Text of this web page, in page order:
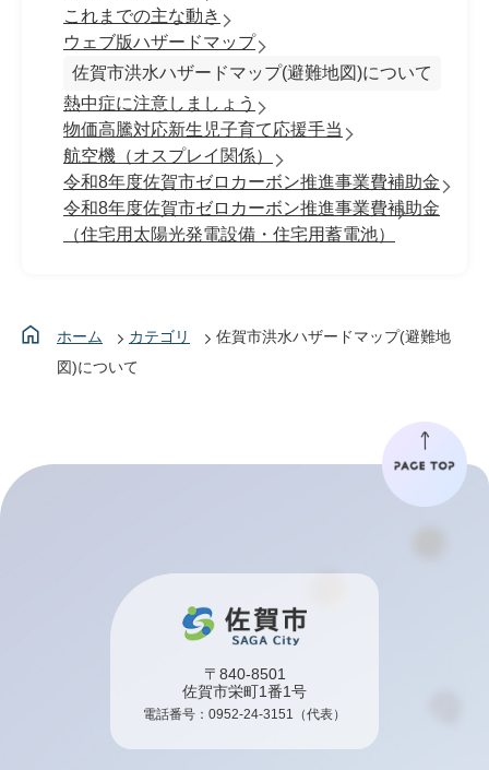
これまでの主な動き
ウェブ版ハザードマップ
佐賀市洪水ハザードマップ(避難地図)について
熱中症に注意しましょう
物価高騰対応新生児子育て応援手当
航空機（オスプレイ関係）
令和8年度佐賀市ゼロカーボン推進事業費補助金
令和8年度佐賀市ゼロカーボン推進事業費補助金
（住宅用太陽光発電設備・住宅用蓄電池）
ホーム カテゴリ
佐賀市洪水ハザードマップ(避難地
図)について
〒840-8501
佐賀市栄町1番1号
電話番号： 0952-24-3151 （代表）